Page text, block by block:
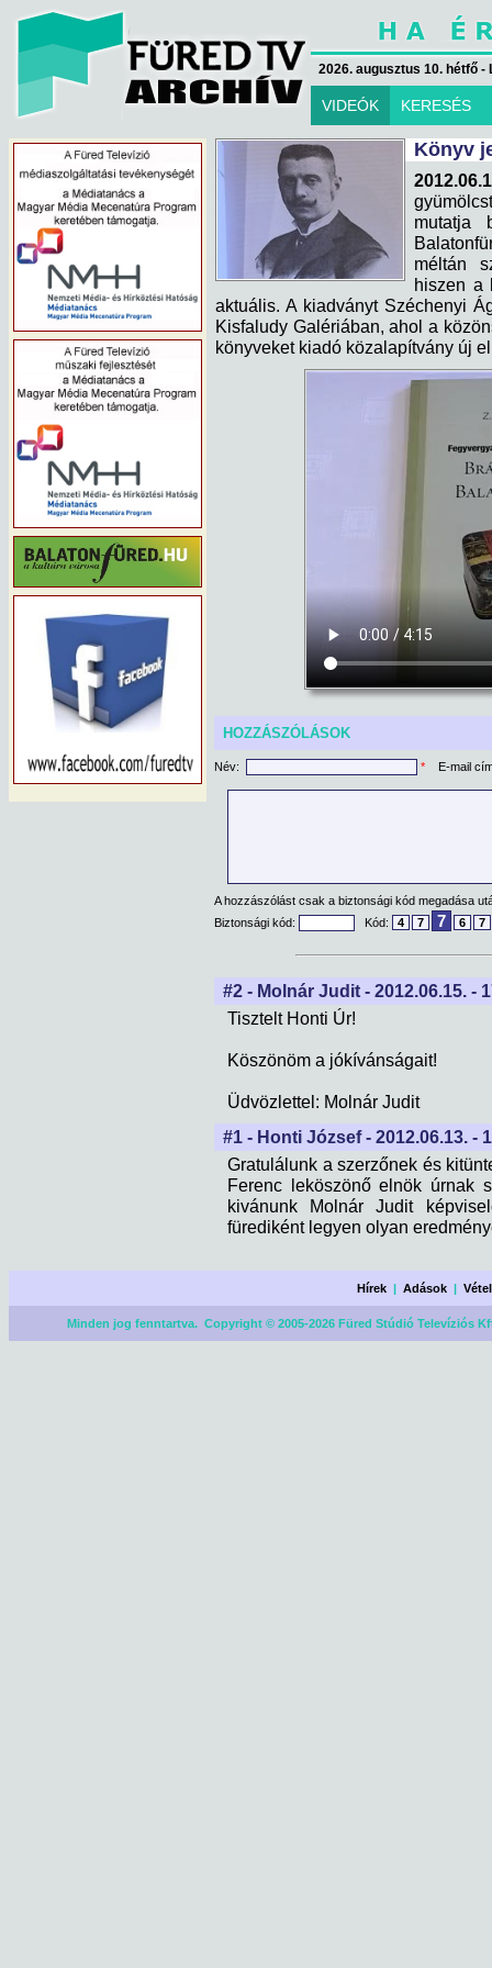
2026. augusztus 10. hétfő -
VIDEÓK KERESÉS
Könyv
mutatja
méltán
hiszen a
aktuális. A kiadványt Széchenyi
Kisfaludy Galériában, ahol a
könyveket kiadó közalapítvány új
HOZZÁSZÓLÁSOK
Név: * E-mail
A hozzászólást csak a biztonsági kód megadása
Biztonsági kód:
Kód: 4 7 7 6 7
#2 - Molnár Judit - 2012.06.15. -
Tisztelt Honti Úr!
Köszönöm a jókívánságait!
Üdvözlettel: Molnár Judit
#1 - Honti József - 2012.06.13. -
Gratulálunk a szerzőnek és
Ferenc leköszönő elnök úrnak
kivánunk Molnár Judit
fürediként legyen olyan
Hírek |Adások |
Minden jog fenntartva. Copyright © 2005-2026 Füred Stúdió Televíziós